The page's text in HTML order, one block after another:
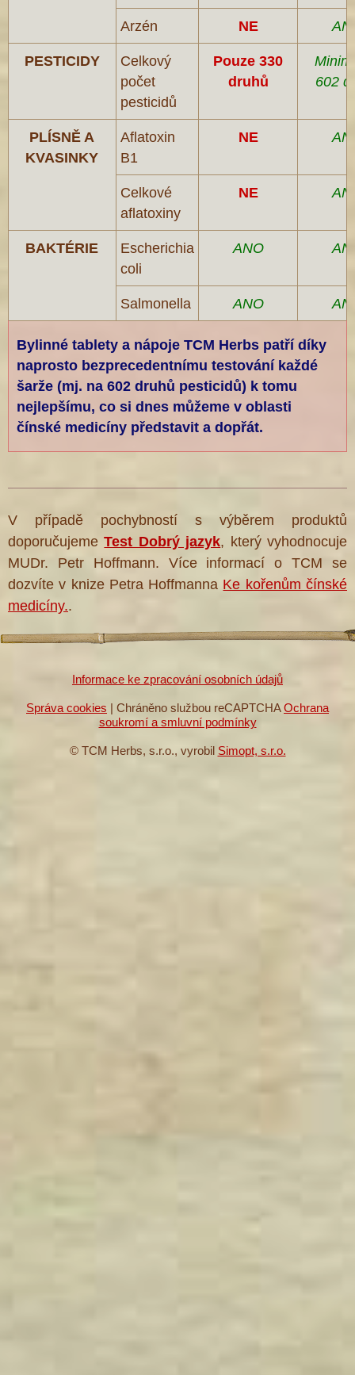
Arzén NE
PESTICIDY
Celkový
počet
pesticidů
Pouze 330
druhů
602
PLÍSNĚ A
KVASINKY
Aflatoxin
B1
NE
Celkové
aflatoxiny
NE
BAKTÉRIE
Escherichia
coli
ANO
Salmonella ANO
Bylinné tablety a nápoje TCM Herbs patří díky
naprosto bezprecedentnímu testování každé
šarže (mj. na 602 druhů pesticidů) k tomu
nejlepšímu, co si dnes můžeme v oblasti
čínské medicíny představit a dopřát.
V případě pochybností s výběrem produktů
doporučujemeTest Dobrý jazyk, který vyhodnocuje
MUDr. Petr Hoffmann. Více informací o TCM se
dozvíte v knize Petra Hoffmanna Ke kořenům čínské
medicíny..
Informace ke zpracování osobních údajů
Správa cookies | Chráněno službou reCAPTCHAOchrana
soukromí a smluvní podmínky
© TCM Herbs, s.r.o., vyrobil Simopt, s.r.o.